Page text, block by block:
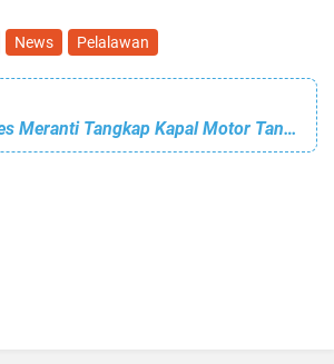
News Pelalawan
Satpolairud Polres Meranti Tangkap Kapal Motor Tanpa Nama Bermuatan 25 Kubik Kayu Ilegal Logging